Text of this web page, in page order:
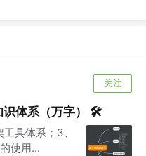
关注
识体系（万字） 🛠
具体系；3、
使用...